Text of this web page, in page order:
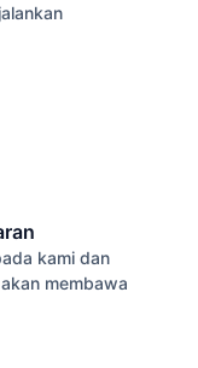
kami dan
membawa